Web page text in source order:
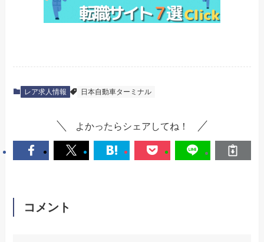
レア求人情報 日本自動車ターミナル
よかったらシェアしてね！
コメント